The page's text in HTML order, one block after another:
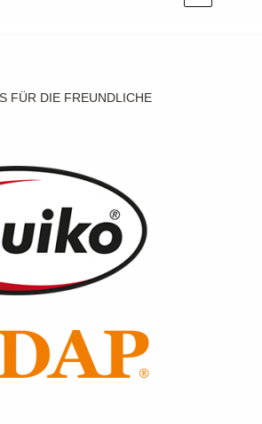
FÜR DIE FREUNDLICHE